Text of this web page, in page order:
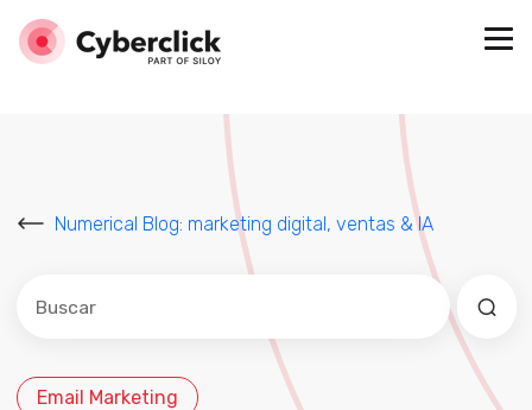
Numerical Blog: marketing digital, ventas & IA
Este es un campo de búsqueda con una función de
No hay sugerencias porque el campo de
Email Marketing